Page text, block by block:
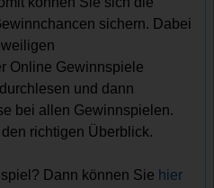
sichern. Dabei
Online Gewinnspiele
und dann
bei allen Gewinnspielen.
richtigen Überblick.
Dann können Sie hier